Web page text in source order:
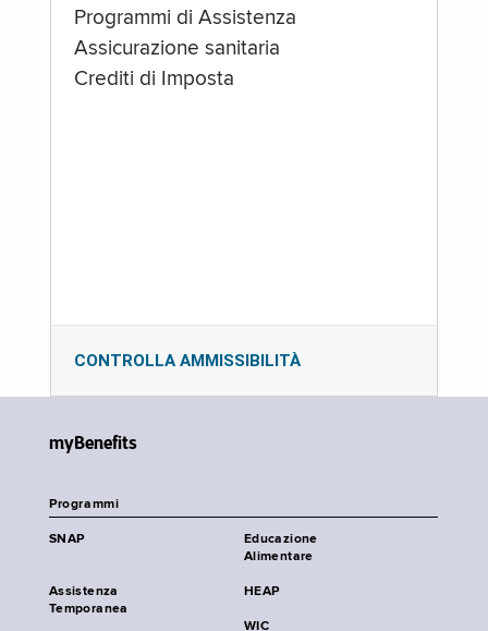
Programmi di Assistenza
Assicurazione sanitaria
Crediti di Imposta
CONTROLLA AMMISSIBILITÀ
myBenefits
Programmi
SNAP
Educazione
Alimentare
Assistenza
Temporanea
HEAP
WIC